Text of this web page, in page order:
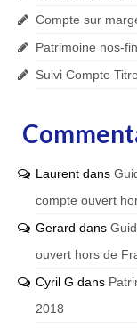
Compte sur
Patrimoine nos-
Suivi Compte
Laurent dans
compte ouvert
Gerard dans
ouvert hors de
Cyril G dans
2018